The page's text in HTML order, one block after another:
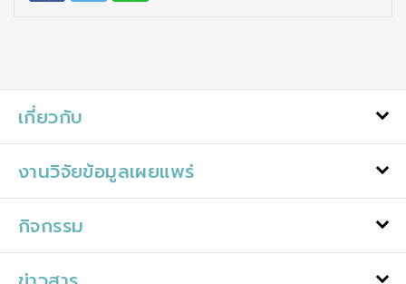
เกี่ยวกับ
งานวิจัยข้อมูลเผยแพร่
กิจกรรม